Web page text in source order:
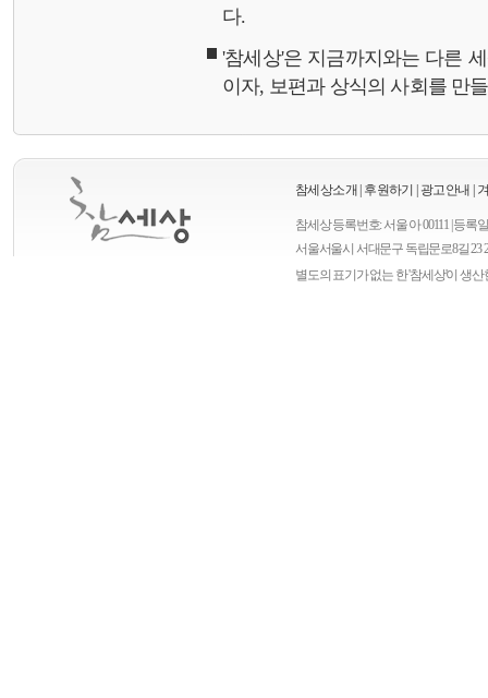
다.
'참세상'은 지금까지와는 다른
이자, 보편과 상식의 사회를 만
참세상소개 후원하기 광고안내
참세상 등록번호: 서울 아 00111 | 등록
서울서울시 서대문구 독립문로8길 23
별도의 표기가 없는 한 '참세상'이 생